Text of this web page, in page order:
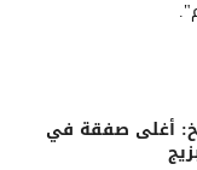
أغلى صفقة في